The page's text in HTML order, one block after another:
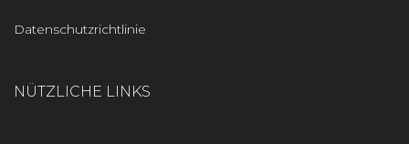
Datenschutzrichtlinie
NÜTZLICHE LINKS